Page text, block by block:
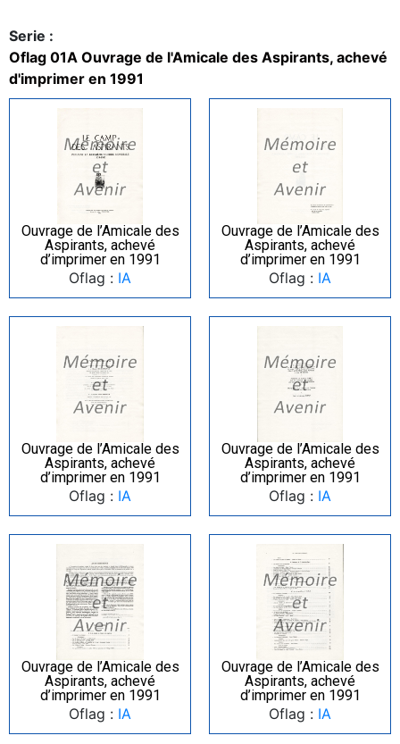
Serie :
Oflag 01A Ouvrage de l'Amicale des Aspirants, achevé
d'imprimer en 1991
Ouvrage de l’Amicale des
Aspirants, achevé
d’imprimer en 1991
Oflag : IA
Ouvrage de l’Amicale des
Aspirants, achevé
d’imprimer en 1991
Oflag : IA
Ouvrage de l’Amicale des
Aspirants, achevé
d’imprimer en 1991
Oflag : IA
Ouvrage de l’Amicale des
Aspirants, achevé
d’imprimer en 1991
Oflag : IA
Ouvrage de l’Amicale des
Aspirants, achevé
d’imprimer en 1991
Oflag : IA
Ouvrage de l’Amicale des
Aspirants, achevé
d’imprimer en 1991
Oflag : IA